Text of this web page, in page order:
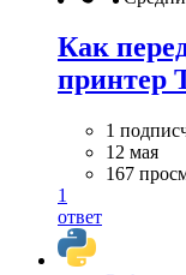
Как
принтер
1
12 мая
167
1
ответ